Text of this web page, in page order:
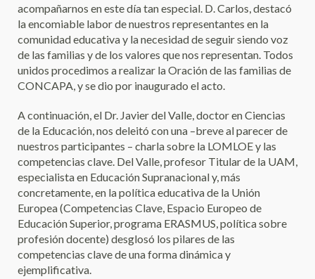
acompañarnos en este día tan especial. D. Carlos, destacó
la encomiable labor de nuestros representantes en la
comunidad educativa y la necesidad de seguir siendo voz
de las familias y de los valores que nos representan. Todos
unidos procedimos a realizar la Oración de las familias de
CONCAPA, y se dio por inaugurado el acto.
A continuación, el Dr. Javier del Valle, doctor en Ciencias
de la Educación, nos deleitó con una –breve al parecer de
nuestros participantes – charla sobre la LOMLOE y las
competencias clave. Del Valle, profesor Titular de la UAM,
especialista en Educación Supranacional y, más
concretamente, en la política educativa de la Unión
Europea (Competencias Clave, Espacio Europeo de
Educación Superior, programa ERASMUS, política sobre
profesión docente) desglosó los pilares de las
competencias clave de una forma dinámica y
ejemplificativa.